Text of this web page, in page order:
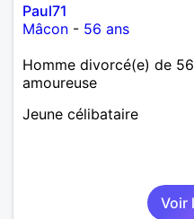
Paul71
Mâcon - 56 ans
Homme divorcé(e) de
amoureuse
Jeune célibataire
Voir